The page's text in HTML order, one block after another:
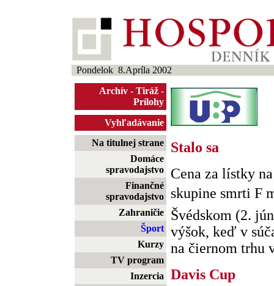
Pondelok 8.Apríla 2002
Archív - Tiráž -
Prílohy
Vyhľadávanie
Na titulnej strane
Domáce
spravodajstvo
Finančné
spravodajstvo
Zahraničie
Šport
Kurzy
TV program
Inzercia
Stalo sa
Cena za lístky
skupine smrti
Švédskom (2.
výšok, keď v
na čiernom trhu
Davis Cup